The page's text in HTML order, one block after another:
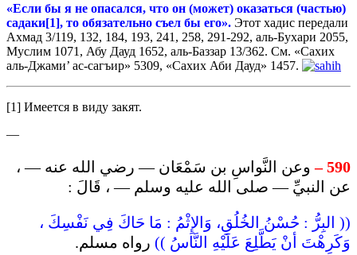
«Если бы я не опасался, что он (может) оказаться (частью)
садаки[1], то обязательно съел бы его». Этот хадис передали
Ахмад 3/119, 132, 184, 193, 241, 258, 291-292, аль-Бухари 2055,
Муслим 1071, Абу Дауд 1652, аль-Баззар 13/362. См. «Сахих
аль-Джами’ ас-сагъир» 5309, «Сахих Аби Дауд» 1457.
[1] Имеется в виду закят.
—
590 –
وعن النَّواسِ بن سَمْعَان — رضي الله عنه — ،
عن النبيِّ — صلى الله عليه وسلم — ، قَالَ :
(( البِرُّ : حُسْنُ الخُلُقِ، وَالإِثْمُ : مَا حَاكَ فِي نَفْسِكَ ،
وَكَرِهْتَ أنْ يَطَّلِعَ عَلَيْهِ النَّاسُ )) رواه مسلم.